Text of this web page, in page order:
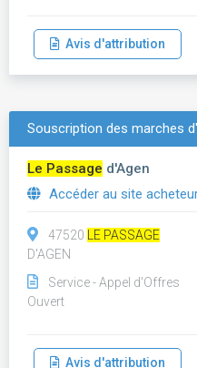
Avis d'attribution
Souscription des marches
Le Passage d'Agen
Accéder au site
47520
LE PASSAGE
D'AGEN
Service - Appel d'Offres
Ouvert
Avis d'attribution